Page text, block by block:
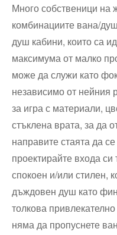
Много собственици на
комбинациите вана/
душ кабини, които са
максимума от малко
може да служи като
независимо от нейния
за игра с материали,
стъклена врата, за да
направите стаята да
проектирайте входа
спокоен и/или стилен,
дъждовен душ като
толкова
няма да пропуснете